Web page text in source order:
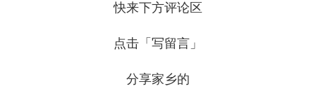
快来下方评论区
点击「写留言」
分享家乡的